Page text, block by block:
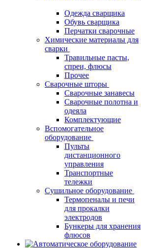
Одежда сварщика
Обувь сварщика
Перчатки сварочные
Химические материалы для
сварки
Травильные пасты,
спреи, флюсы
Прочее
Сварочные шторы
Сварочные занавесы
Сварочные полотна и
одеяла
Комплектующие
Вспомогательное
оборудование
Пульты
дистанционного
управления
Транспортные
тележки
Сушильное оборудование
Термопеналы и печи
для прокалки
электродов
Бункеры для хранения
флюсов